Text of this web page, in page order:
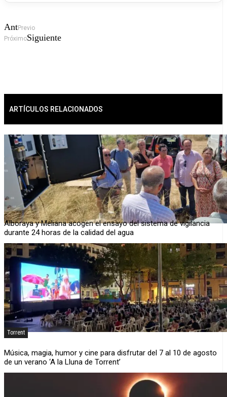
AntPrevio
PróximoSiguiente
ARTÍCULOS RELACIONADOS
Alboraya y Meliana acogen el ensayo del sistema de vigilancia
durante 24 horas de la calidad del agua
Torrent
Música, magia, humor y cine para disfrutar del 7 al 10 de agosto
de un verano ‘A la Lluna de Torrent’